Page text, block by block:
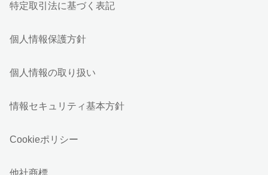
特定取引法に基づく表記
個人情報保護方針
個人情報の取り扱い
情報セキュリティ基本方針
Cookieポリシー
他社商標